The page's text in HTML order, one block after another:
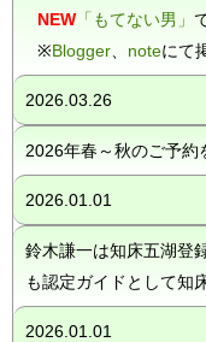
NEW 「もてない男」
※Blogger noteにて
2026.03.26
2026年春～秋のご予約
2026.01.01
鈴木謙一は知床五湖登
も認定ガイドとして知
2026.01.01